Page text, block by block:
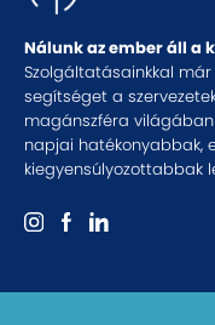
Nálunk az ember áll a
Szolgáltatásainkkal
segítséget a
magánszféra
napjai hatékonyabbak,
kiegyensúlyozottabbak